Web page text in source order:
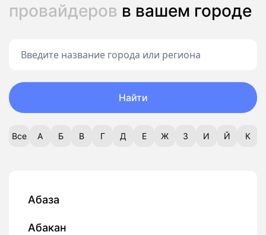
провайдеров в вашем городе
Найти
Все А Б В Г Д Е Ж З И Й К
Абаза
Абакан